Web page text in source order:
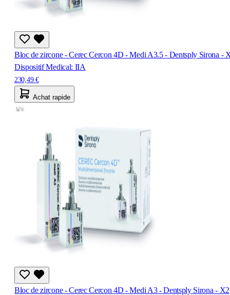
Bloc de zircone - Cerec Cercon 4D - Medi A3.5 - Dentsply Sirona -
Dispositif Medical: IIA
230,49 €
Achat rapide
Bloc de zircone - Cerec Cercon 4D - Medi A3 - Dentsply Sirona - X2